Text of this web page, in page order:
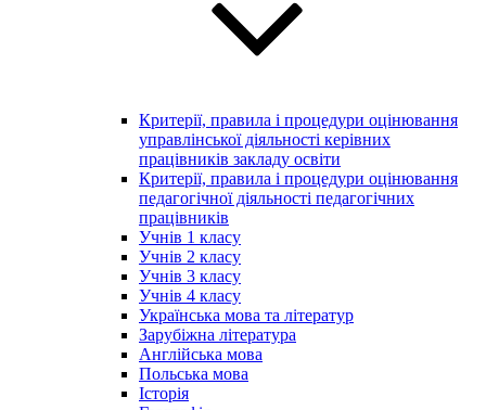
Критерії, правила і процедури оцінювання
управлінської діяльності керівних
працівників закладу освіти
Критерії, правила і процедури оцінювання
педагогічної діяльності педагогічних
працівників
Учнів 1 класу
Учнів 2 класу
Учнів 3 класу
Учнів 4 класу
Українська мова та літератур
Зарубіжна література
Англійська мова
Польська мова
Історія